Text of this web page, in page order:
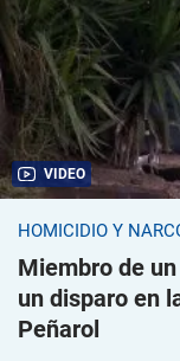
VIDEO
HOMICIDIO Y
Miembro de
un disparo en
Peñarol